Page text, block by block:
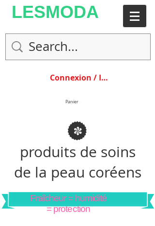
LESMODA
Connexion / Inscription
Panier
produits de soins
de la peau coréens
Fraîcheur = humidité
= protection